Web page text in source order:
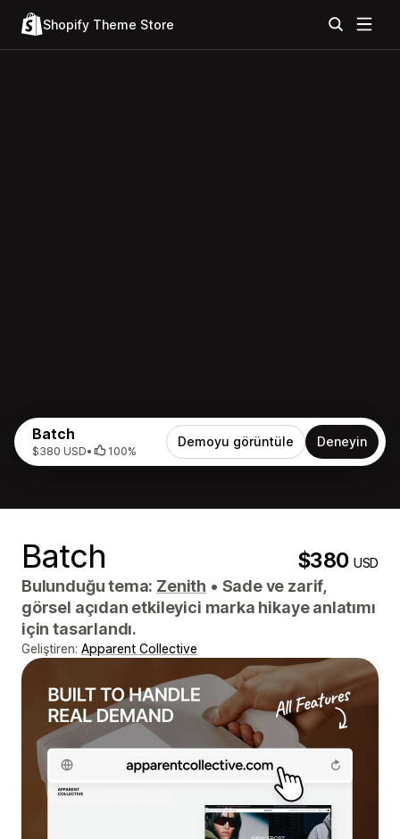
Shopify Theme Store
Batch
$380 USD• 100%
Demoyu görüntüle Deneyin
Batch $380USD
Bulunduğu tema: Zenith • Sade ve zarif,
görsel açıdan etkileyici marka hikaye anlatımı
için tasarlandı.
Geliştiren: Apparent Collective